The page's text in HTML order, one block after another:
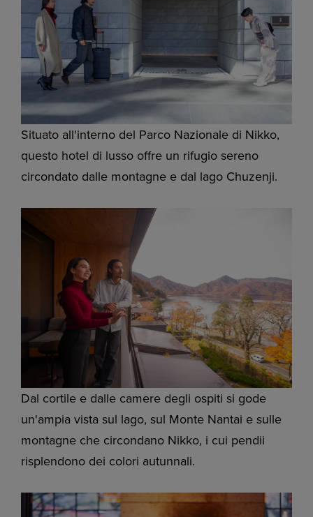
Situato all'interno del Parco Nazionale di Nikko,
questo hotel di lusso offre un rifugio sereno
circondato dalle montagne e dal lago Chuzenji.
Dal cortile e dalle camere degli ospiti si gode
un'ampia vista sul lago, sul Monte Nantai e sulle
montagne che circondano Nikko, i cui pendii
risplendono dei colori autunnali.